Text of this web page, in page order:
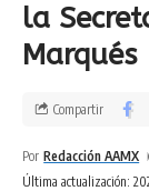
la
Marqués
Última actualización:
Por Redacción AAMX
Compartir